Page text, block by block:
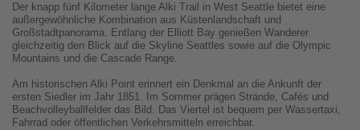
Der knapp fünf Kilometer lange Alki Trail in West Seattle bietet eine
außergewöhnliche Kombination aus Küstenlandschaft und
Großstadtpanorama. Entlang der Elliott Bay genießen Wanderer
gleichzeitig den Blick auf die Skyline Seattles sowie auf die Olympic
Mountains und die Cascade Range.
Am historischen Alki Point erinnert ein Denkmal an die Ankunft der
ersten Siedler im Jahr 1851. Im Sommer prägen Strände, Cafés und
Beachvolleyballfelder das Bild. Das Viertel ist bequem per Wassertaxi,
Fahrrad oder öffentlichen Verkehrsmitteln erreichbar.